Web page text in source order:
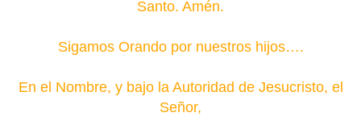
Santo. Amén.
Sigamos Orando por nuestros hijos….
En el Nombre, y bajo la Autoridad de Jesucristo, el
Señor,